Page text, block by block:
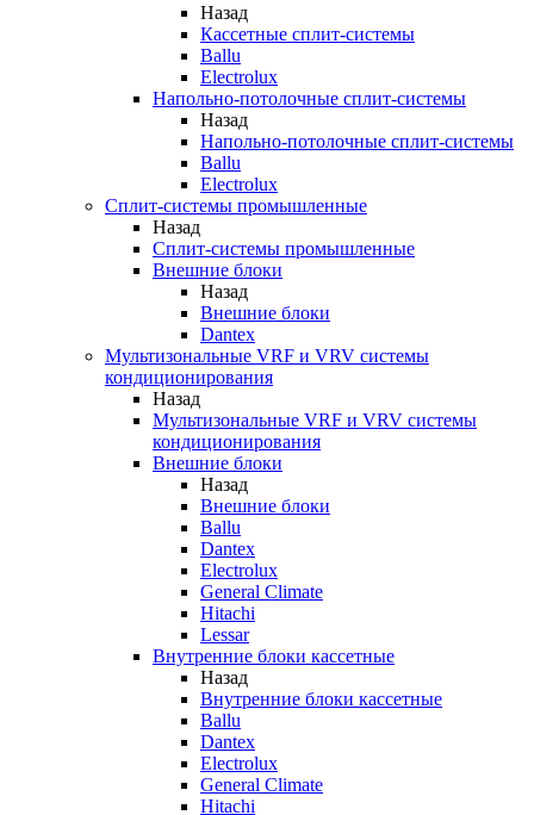
Назад
Кассетные сплит-системы
Ballu
Electrolux
Напольно-потолочные сплит-системы
Назад
Напольно-потолочные сплит-системы
Ballu
Electrolux
Сплит-системы промышленные
Назад
Сплит-системы промышленные
Внешние блоки
Назад
Внешние блоки
Dantex
Мультизональные VRF и VRV системы
кондиционирования
Назад
Мультизональные VRF и VRV системы
кондиционирования
Внешние блоки
Назад
Внешние блоки
Ballu
Dantex
Electrolux
General Climate
Hitachi
Lessar
Внутренние блоки кассетные
Назад
Внутренние блоки кассетные
Ballu
Dantex
Electrolux
General Climate
Hitachi